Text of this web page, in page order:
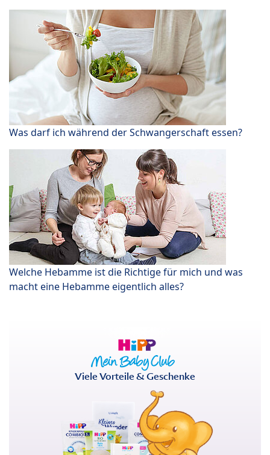
Was darf ich während der Schwangerschaft essen?
Welche Hebamme ist die Richtige für mich und was
macht eine Hebamme eigentlich alles?
Viele Vorteile & Geschenke